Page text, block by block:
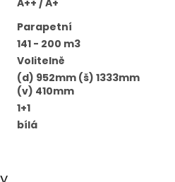
A++ / A+
Parapetní
141 - 200 m3
Volitelně
(d) 952mm (š) 1333mm
(v) 410mm
1+1
bílá